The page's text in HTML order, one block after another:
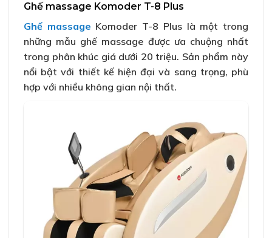
Ghế massage Komoder T-8 Plus
Ghế massage Komoder T-8 Plus là một trong
những mẫu ghế massage được ưa chuộng nhất
trong phân khúc giá dưới 20 triệu. Sản phẩm này
nổi bật với thiết kế hiện đại và sang trọng, phù
hợp với nhiều không gian nội thất.